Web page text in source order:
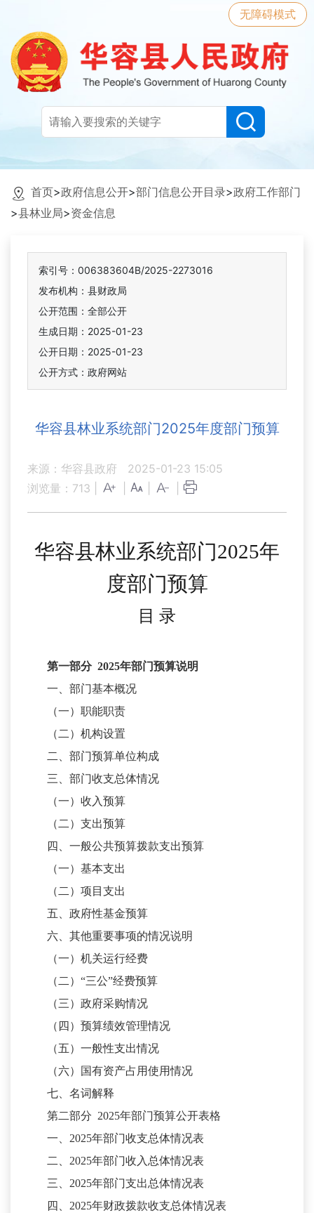
无障碍模式
首页>政府信息公开>部门信息公开目录>政府工作部门
>县林业局>资金信息
索引号：006383604B/2025-2273016
发布机构：县财政局
公开范围：全部公开
生成日期：2025-01-23
公开日期：2025-01-23
公开方式：政府网站
华容县林业系统部门2025年度部门预算
来源：华容县政府
2025-01-23 15:05
浏览量： 713
华容县林业系统部门2025年
度部门预算
目 录
第一部分 2025年部门预算说明
一、部门基本概况
（一）职能职责
（二）机构设置
二、部门预算单位构成
三、部门收支总体情况
（一）收入预算
（二）支出预算
四、一般公共预算拨款支出预算
（一）基本支出
（二）项目支出
五、政府性基金预算
六、其他重要事项的情况说明
（一）机关运行经费
（二） “三公”经费预算
（三）政府采购情况
（四）预算绩效管理情况
（五）一般性支出情况
（六）国有资产占用使用情况
七、名词解释
第二部分 2025年部门预算公开表格
一、 2025年部门收支总体情况表
二、 2025年部门收入总体情况表
三、 2025年部门支出总体情况表
四、 2025年财政拨款收支总体情况表